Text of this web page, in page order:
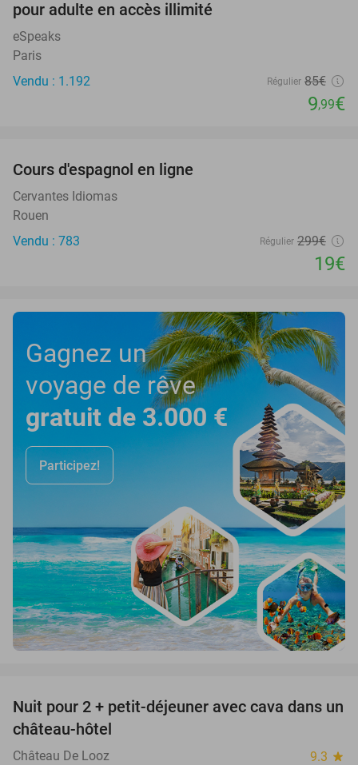
pour adulte en accès illimité
eSpeaks
Paris
Vendu : 1.192
Régulier 85€
9,99€
Cours d'espagnol en ligne
Cervantes Idiomas
Rouen
Vendu : 783
Régulier 299€
19€
Gagnez un
voyage de rêve
gratuit de 3.000 €
Participez!
48%
Nuit pour 2 + petit-déjeuner avec cava dans un
château-hôtel
Château De Looz 9.3 star